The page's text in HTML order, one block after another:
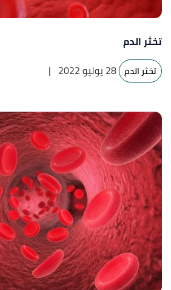
تخثر الدم
تخثر الدم 28 يوليو 2022 |